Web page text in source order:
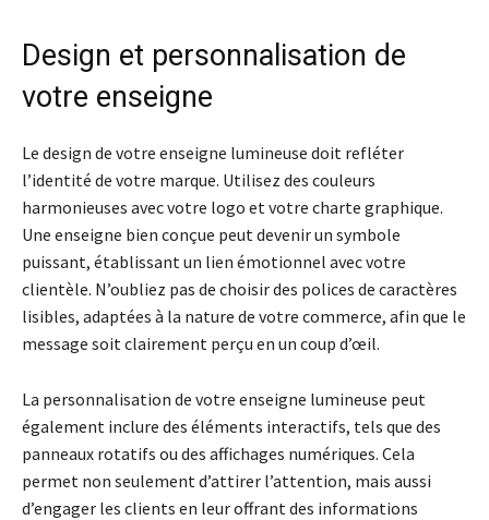
Design et personnalisation de
votre enseigne
Le design de votre enseigne lumineuse doit refléter
l’identité de votre marque. Utilisez des couleurs
harmonieuses avec votre logo et votre charte graphique.
Une enseigne bien conçue peut devenir un symbole
puissant, établissant un lien émotionnel avec votre
clientèle. N’oubliez pas de choisir des polices de caractères
lisibles, adaptées à la nature de votre commerce, afin que le
message soit clairement perçu en un coup d’œil.
La personnalisation de votre enseigne lumineuse peut
également inclure des éléments interactifs, tels que des
panneaux rotatifs ou des affichages numériques. Cela
permet non seulement d’attirer l’attention, mais aussi
d’engager les clients en leur offrant des informations